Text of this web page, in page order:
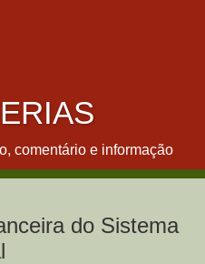
comentário e informação
do Sistema